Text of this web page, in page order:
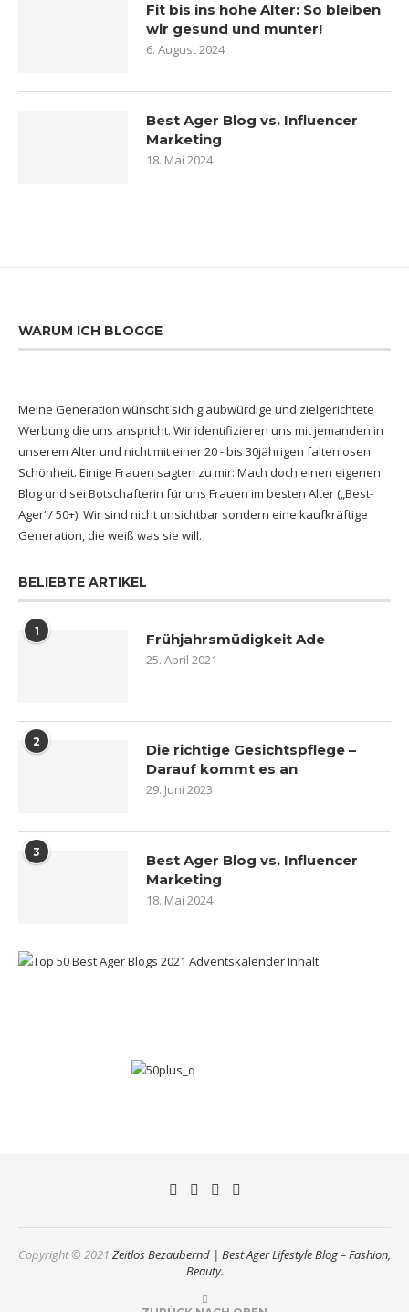
Fit bis ins hohe Alter: So bleiben
wir gesund und munter!
6. August 2024
Best Ager Blog vs. Influencer
Marketing
18. Mai 2024
WARUM ICH BLOGGE
Meine Generation wünscht sich glaubwürdige und zielgerichtete
Werbung die uns anspricht. Wir identifizieren uns mit jemanden in
unserem Alter und nicht mit einer 20 - bis 30jährigen faltenlosen
Schönheit. Einige Frauen sagten zu mir: Mach doch einen eigenen
Blog und sei Botschafterin für uns Frauen im besten Alter („Best-
Ager“/ 50+). Wir sind nicht unsichtbar sondern eine kaufkräftige
Generation, die weiß was sie will.
BELIEBTE ARTIKEL
1 Frühjahrsmüdigkeit Ade
25. April 2021
2
Die richtige Gesichtspflege –
Darauf kommt es an
29. Juni 2023
3
Best Ager Blog vs. Influencer
Marketing
18. Mai 2024
Copyright © 2021 Zeitlos Bezaubernd | Best Ager Lifestyle Blog – Fashion,
Beauty.